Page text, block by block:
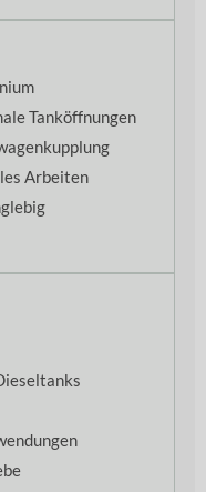
Tanköffnungen
Arbeiten